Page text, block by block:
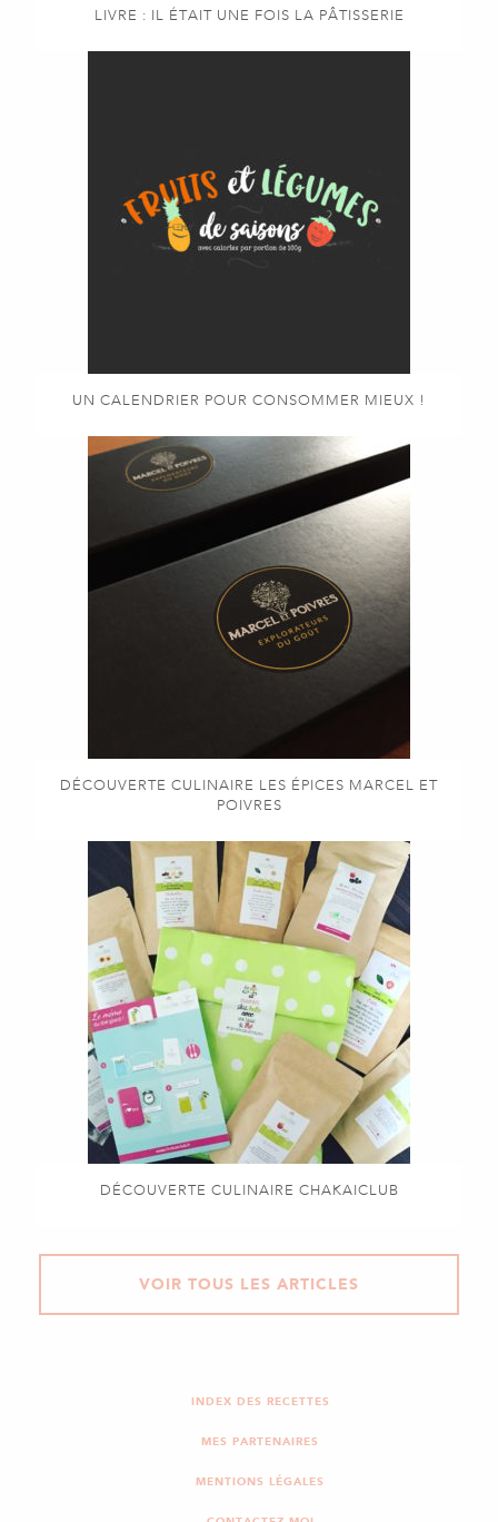
LIVRE : IL ÉTAIT UNE FOIS LA PÂTISSERIE
UN CALENDRIER POUR CONSOMMER MIEUX !
DÉCOUVERTE CULINAIRE LES ÉPICES MARCEL ET
POIVRES
DÉCOUVERTE CULINAIRE CHAKAICLUB
VOIR TOUS LES ARTICLES
INDEX DES RECETTES
MES PARTENAIRES
MENTIONS LÉGALES